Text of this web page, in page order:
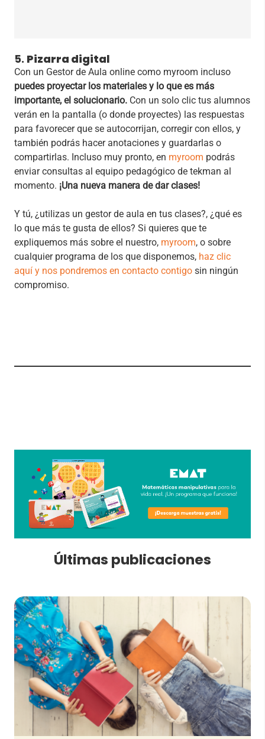
5. Pizarra digital
Con un Gestor de Aula online como myroom incluso
puedes proyectar los materiales y lo que es más
importante, el solucionario. Con un solo clic tus alumnos
verán en la pantalla (o donde proyectes) las respuestas
para favorecer que se autocorrijan, corregir con ellos, y
también podrás hacer anotaciones y guardarlas o
compartirlas. Incluso muy pronto, en myroom podrás
enviar consultas al equipo pedagógico de tekman al
momento. ¡Una nueva manera de dar clases!
Y tú, ¿utilizas un gestor de aula en tus clases?, ¿qué es
lo que más te gusta de ellos? Si quieres que te
expliquemos más sobre el nuestro, myroom, o sobre
cualquier programa de los que disponemos, haz clic
aquí y nos pondremos en contacto contigo sin ningún
compromiso.
Últimas publicaciones